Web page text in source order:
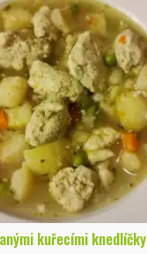
kuřecími knedlíčky